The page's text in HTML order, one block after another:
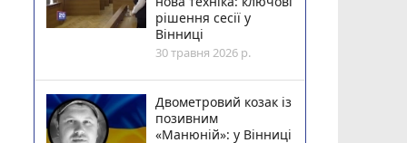
рішення сесії у
Вінниці
30 травня 2026 р.
Двометровий козак із
позивним
«Манюній»: у Вінниці